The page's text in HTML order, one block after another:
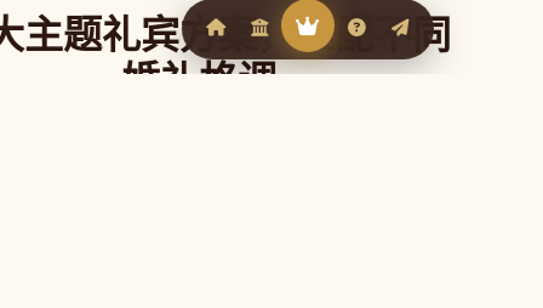
主题礼宾方案，匹配不同
婚礼格调